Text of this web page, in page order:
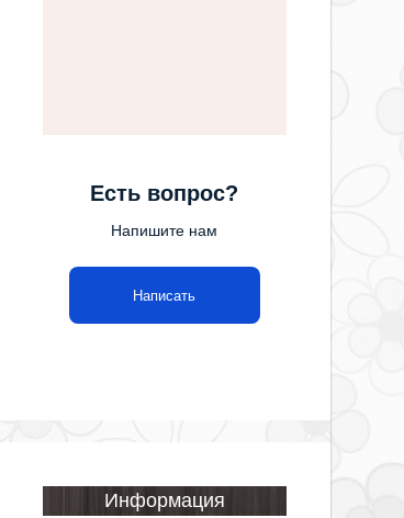
Есть вопрос?
Напишите нам
Написать
Информация